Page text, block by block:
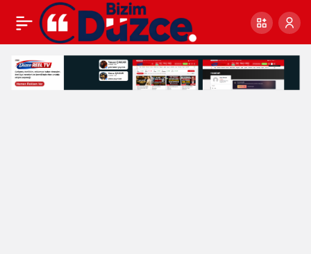
TÜRKYED Genel Başkanı
Nihat Çelik’ten Kurbanlık
0